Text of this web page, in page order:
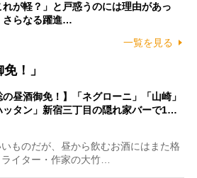
が軽？」と戸惑うのには理由があっ
らなる躍進…
一覧を見る
！」
の昼酒御免！】「ネグローニ」「山崎」
ッタン」新宿三丁目の隠れ家バーで1…
ものだが、昼から飲むお酒にはまた格
イター・作家の大竹…